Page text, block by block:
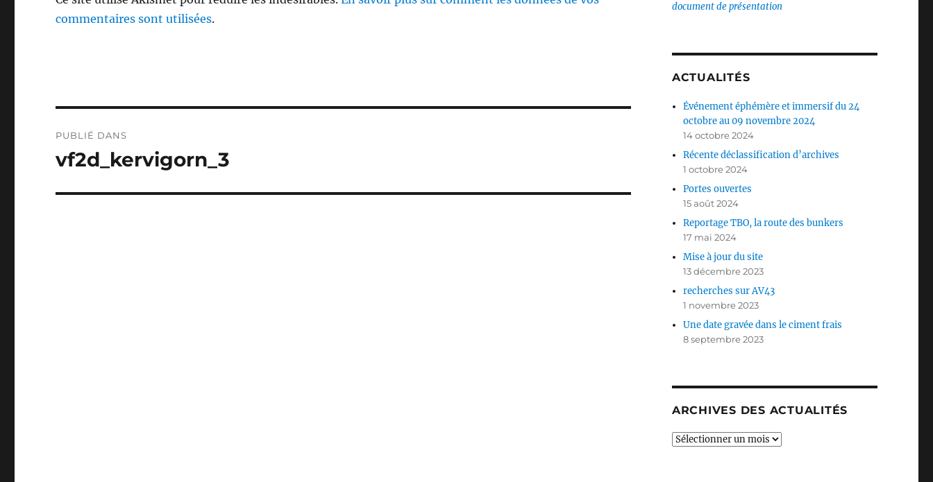
commentaires sont utilisées.
de
PUBLIÉ DANS
vf2d_kervigorn_3
document de présentation
ACTUALITÉS
Événement éphémère et immersif du 24
octobre au 09 novembre 2024
14 octobre 2024
Récente déclassification d’archives
1 octobre 2024
Portes ouvertes
15 août 2024
Reportage TBO, la route des bunkers
17 mai 2024
Mise à jour du site
13 décembre 2023
recherches sur AV43
1 novembre 2023
Une date gravée dans le ciment frais
8 septembre 2023
ARCHIVES DES ACTUALITÉS
Archives